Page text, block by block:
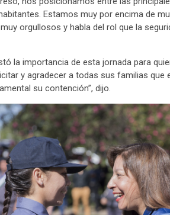
Estamos muy por encima de
orgullosos y habla del rol que la
la importancia de esta jornada para
y agradecer a todas sus familias
su contención”, dijo.